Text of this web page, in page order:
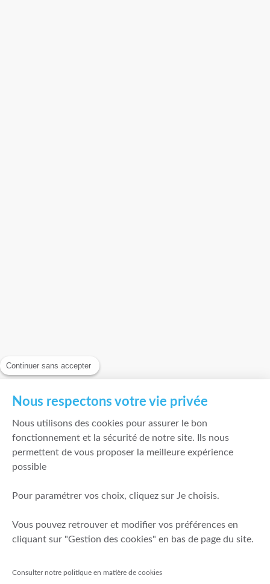
Continuer sans accepter
Nous respectons votre vie privée
Nous utilisons des cookies pour assurer le bon
fonctionnement et la sécurité de notre site. Ils nous
permettent de vous proposer la meilleure expérience
possible
Pour paramétrer vos choix, cliquez sur Je choisis.
Vous pouvez retrouver et modifier vos préférences en
cliquant sur "Gestion des cookies" en bas de page du site.
Consulter notre politique en matière de cookies